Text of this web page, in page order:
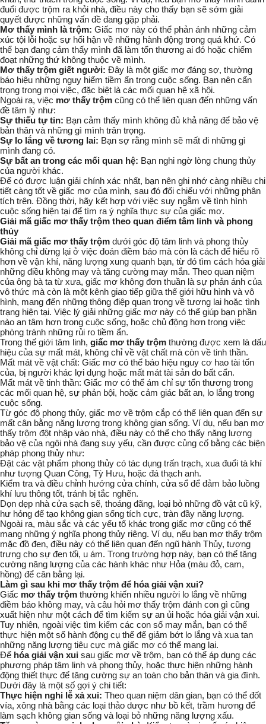
đuổi được trộm ra khỏi nhà, điều này cho thấy bạn sẽ sớm giải
quyết được những vấn đề đang gặp phải.
Mơ thấy mình là trộm: Giấc mơ này có thể phản ánh những cảm
xúc tội lỗi hoặc sự hối hận về những hành động trong quá khứ. Có
thể bạn đang cảm thấy mình đã làm tổn thương ai đó hoặc chiếm
đoạt những thứ không thuộc về mình.
Mơ thấy trộm giết người: Đây là một giấc mơ đáng sợ, thường
báo hiệu những nguy hiểm tiềm ẩn trong cuộc sống. Bạn nên cẩn
trọng trong mọi việc, đặc biệt là các mối quan hệ xã hội.
Ngoài ra, việc mơ thấy trộm cũng có thể liên quan đến những vấn
đề tâm lý như:
Sự thiếu tự tin: Bạn cảm thấy mình không đủ khả năng để bảo vệ
bản thân và những gì mình trân trọng.
Sự lo lắng về tương lai: Bạn sợ rằng mình sẽ mất đi những gì
mình đang có.
Sự bất an trong các mối quan hệ: Bạn nghi ngờ lòng chung thủy
của người khác.
Để có được luận giải chính xác nhất, bạn nên ghi nhớ càng nhiều chi
tiết càng tốt về giấc mơ của mình, sau đó đối chiếu với những phân
tích trên. Đồng thời, hãy kết hợp với việc suy ngẫm về tình hình
cuộc sống hiện tại để tìm ra ý nghĩa thực sự của giấc mơ.
Giải mã giấc mơ thấy trộm theo quan điểm tâm linh và phong
thủy
Giải mã giấc mơ thấy trộm dưới góc độ tâm linh và phong thủy
không chỉ dừng lại ở việc đoán điềm báo mà còn là cách để hiểu rõ
hơn về vận khí, năng lượng xung quanh bạn, từ đó tìm cách hóa giải
những điều không may và tăng cường may mắn. Theo quan niệm
của ông bà ta từ xưa, giấc mơ không đơn thuần là sự phản ánh của
vô thức mà còn là một kênh giao tiếp giữa thế giới hữu hình và vô
hình, mang đến những thông điệp quan trọng về tương lai hoặc tình
trạng hiện tại. Việc lý giải những giấc mơ này có thể giúp bạn phần
nào an tâm hơn trong cuộc sống, hoặc chủ động hơn trong việc
phòng tránh những rủi ro tiềm ẩn.
Trong thế giới tâm linh, giấc mơ thấy trộm thường được xem là dấu
hiệu của sự mất mát, không chỉ về vật chất mà còn về tinh thần.
Mất mát về vật chất: Giấc mơ có thể báo hiệu nguy cơ hao tài tốn
của, bị người khác lợi dụng hoặc mất mát tài sản do bất cẩn.
Mất mát về tinh thần: Giấc mơ có thể ám chỉ sự tổn thương trong
các mối quan hệ, sự phản bội, hoặc cảm giác bất an, lo lắng trong
cuộc sống.
Từ góc độ phong thủy, giấc mơ về trộm cắp có thể liên quan đến sự
mất cân bằng năng lượng trong không gian sống. Ví dụ, nếu bạn mơ
thấy trộm đột nhập vào nhà, điều này có thể cho thấy năng lượng
bảo vệ của ngôi nhà đang suy yếu, cần được củng cố bằng các biện
pháp phong thủy như:
Đặt các vật phẩm phong thủy có tác dụng trấn trạch, xua đuổi tà khí
như tượng Quan Công, Tỳ Hưu, hoặc đá thạch anh.
Kiểm tra và điều chỉnh hướng cửa chính, cửa sổ để đảm bảo luồng
khí lưu thông tốt, tránh bị tắc nghẽn.
Dọn dẹp nhà cửa sạch sẽ, thoáng đãng, loại bỏ những đồ vật cũ kỹ,
hư hỏng để tạo không gian sống tích cực, tràn đầy năng lượng.
Ngoài ra, màu sắc và các yếu tố khác trong giấc mơ cũng có thể
mang những ý nghĩa phong thủy riêng. Ví dụ, nếu bạn mơ thấy trộm
mặc đồ đen, điều này có thể liên quan đến ngũ hành Thủy, tượng
trưng cho sự đen tối, u ám. Trong trường hợp này, bạn có thể tăng
cường năng lượng của các hành khác như Hỏa (màu đỏ, cam,
hồng) để cân bằng lại.
Làm gì sau khi mơ thấy trộm để hóa giải vận xui?
Giấc mơ thấy trộm thường khiến nhiều người lo lắng về những
điềm báo không may, và câu hỏi mơ thấy trộm đánh con gì cũng
xuất hiện như một cách để tìm kiếm sự an ủi hoặc hóa giải vận xui.
Tuy nhiên, ngoài việc tìm kiếm các con số may mắn, bạn có thể
thực hiện một số hành động cụ thể để giảm bớt lo lắng và xua tan
những năng lượng tiêu cực mà giấc mơ có thể mang lại.
Để hóa giải vận xui sau giấc mơ về trộm, bạn có thể áp dụng các
phương pháp tâm linh và phong thủy, hoặc thực hiện những hành
động thiết thực để tăng cường sự an toàn cho bản thân và gia đình.
Dưới đây là một số gợi ý chi tiết:
Thực hiện nghi lễ xả xui: Theo quan niệm dân gian, bạn có thể đốt
vía, xông nhà bằng các loại thảo dược như bồ kết, trầm hương để
làm sạch không gian sống và loại bỏ những năng lượng xấu.